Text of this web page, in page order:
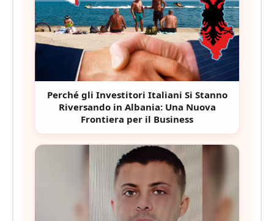
Perché gli Investitori Italiani Si Stanno
Riversando in Albania: Una Nuova
Frontiera per il Business